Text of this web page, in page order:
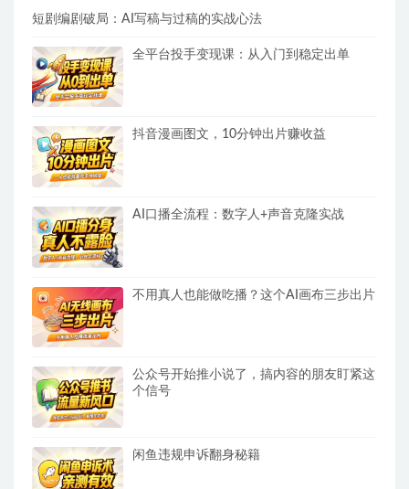
短剧编剧破局：AI写稿与过稿的实战心法
全平台投手变现课：从入门到稳定出单
抖音漫画图文，10分钟出片赚收益
AI口播全流程：数字人+声音克隆实战
不用真人也能做吃播？这个AI画布三步出片
公众号开始推小说了，搞内容的朋友盯紧这
个信号
闲鱼违规申诉翻身秘籍